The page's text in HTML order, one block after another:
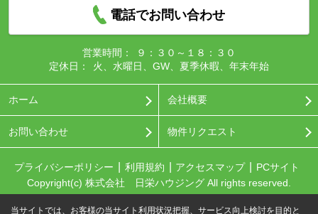
電話でお問い合わせ
営業時間：
９：３０～１８：３０
定休日：
火、水曜日、GW、夏季休暇、年末年始
ホーム 会社概要
お問い合わせ 物件リクエスト
プライバシーポリシー 利用規約 アクセスマップ
PCサイト
Copyright(c) 株式会社 日栄ハウジング All rights reserved.
当サイトでは、お客様の当サイト利用状況把握、サービス向上検討を目的と